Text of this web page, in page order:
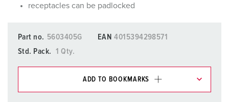
receptacles can be padlocked
Part no. 5603405G EAN 4015394298571
Std. Pack.
1 Qty.
ADD TO BOOKMARKS